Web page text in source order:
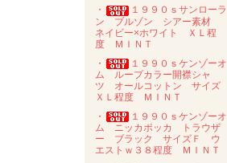
・
１９９０ｓサンローラ
ン ブルゾン シアー素材
ネイビー×ホワイト ＸＬ程
度 ＭＩＮＴ
・
１９９０ｓケンゾーオ
ム ループカラー開襟シャ
ツ オールコットン サイズ
ＸＬ程度 ＭＩＮＴ
・
１９９０ｓケンゾーオ
ム ニッカポッカ トラウザ
ー ブラック サイズＦ ウ
エストｗ３８程度 ＭＩＮＴ